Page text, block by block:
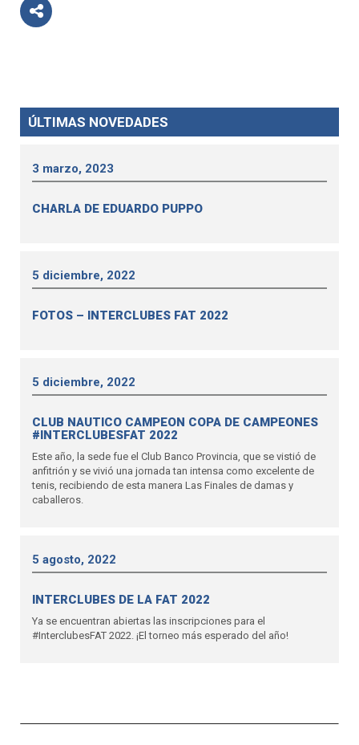
ÚLTIMAS NOVEDADES
3 marzo, 2023
CHARLA DE EDUARDO PUPPO
5 diciembre, 2022
FOTOS – INTERCLUBES FAT 2022
5 diciembre, 2022
CLUB NAUTICO CAMPEON COPA DE CAMPEONES
#INTERCLUBESFAT 2022
Este año, la sede fue el Club Banco Provincia, que se vistió de
anfitrión y se vivió una jornada tan intensa como excelente de
tenis, recibiendo de esta manera Las Finales de damas y
caballeros.
5 agosto, 2022
INTERCLUBES DE LA FAT 2022
Ya se encuentran abiertas las inscripciones para el
#InterclubesFAT 2022. ¡El torneo más esperado del año!